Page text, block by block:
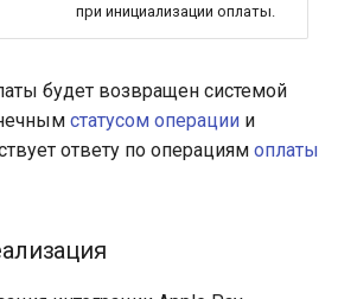
при инициализации оплаты.
будет возвращен системой
статусом операции и
ответу по операциям оплаты